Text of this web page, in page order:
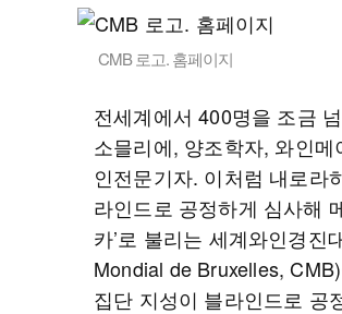
CMB 로고. 홈페이지
전세계에서 400명을 조금
소믈리에, 양조학자, 와인
인전문기자. 이처럼 내로라
라인드로 공정하게 심사해
카’로 불리는 세계와인경
Mondial de Bruxelles,
집단 지성이 블라인드로 공